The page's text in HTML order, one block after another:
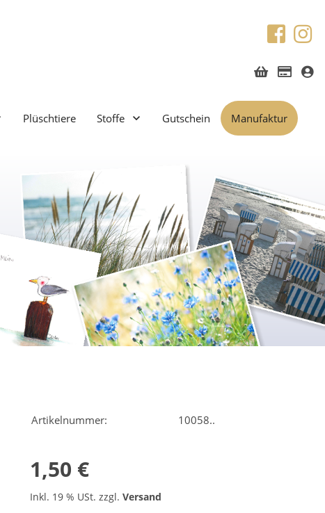
Plüschtiere Stoffe Gutschein Manufaktur
Artikelnummer: 10058..
1,50 €
Inkl. 19 % USt. zzgl. Versand